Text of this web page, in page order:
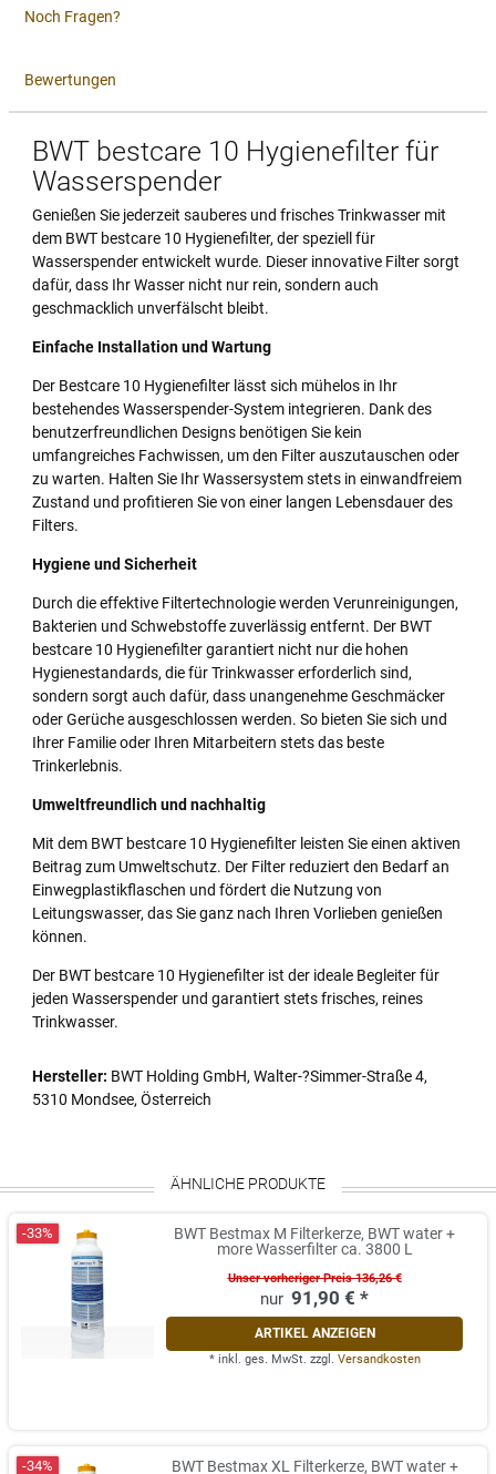
Noch Fragen?
Bewertungen
BWT bestcare 10 Hygienefilter für
Wasserspender
Genießen Sie jederzeit sauberes und frisches Trinkwasser mit
dem BWT bestcare 10 Hygienefilter, der speziell für
Wasserspender entwickelt wurde. Dieser innovative Filter sorgt
dafür, dass Ihr Wasser nicht nur rein, sondern auch
geschmacklich unverfälscht bleibt.
Einfache Installation und Wartung
Der Bestcare 10 Hygienefilter lässt sich mühelos in Ihr
bestehendes Wasserspender-System integrieren. Dank des
benutzerfreundlichen Designs benötigen Sie kein
umfangreiches Fachwissen, um den Filter auszutauschen oder
zu warten. Halten Sie Ihr Wassersystem stets in einwandfreiem
Zustand und profitieren Sie von einer langen Lebensdauer des
Filters.
Hygiene und Sicherheit
Durch die effektive Filtertechnologie werden Verunreinigungen,
Bakterien und Schwebstoffe zuverlässig entfernt. Der BWT
bestcare 10 Hygienefilter garantiert nicht nur die hohen
Hygienestandards, die für Trinkwasser erforderlich sind,
sondern sorgt auch dafür, dass unangenehme Geschmäcker
oder Gerüche ausgeschlossen werden. So bieten Sie sich und
Ihrer Familie oder Ihren Mitarbeitern stets das beste
Trinkerlebnis.
Umweltfreundlich und nachhaltig
Mit dem BWT bestcare 10 Hygienefilter leisten Sie einen aktiven
Beitrag zum Umweltschutz. Der Filter reduziert den Bedarf an
Einwegplastikflaschen und fördert die Nutzung von
Leitungswasser, das Sie ganz nach Ihren Vorlieben genießen
können.
Der BWT bestcare 10 Hygienefilter ist der ideale Begleiter für
jeden Wasserspender und garantiert stets frisches, reines
Trinkwasser.
Hersteller: BWT Holding GmbH, Walter-?Simmer-Straße 4,
5310 Mondsee, Österreich
ÄHNLICHE PRODUKTE
-33%
BWT Bestmax M Filterkerze, BWT water +
more Wasserfilter ca. 3800 L
Unser vorheriger Preis 136,26 €
91,90 € *
ARTIKEL ANZEIGEN
* inkl. ges. MwSt. zzgl. Versandkosten
-34%
BWT Bestmax XL Filterkerze, BWT water +